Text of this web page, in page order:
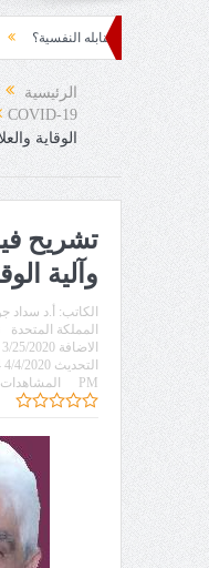
النفسية؟ ربع قرن!!
الرئيسية
COVID-19
الوقاية
تشريح
وآلية
الكاتب: أ.د سداد
المملكة المتحدة
الاضافة 3/25/2020 1:11:47 PM
PM
المشاهدات 5654